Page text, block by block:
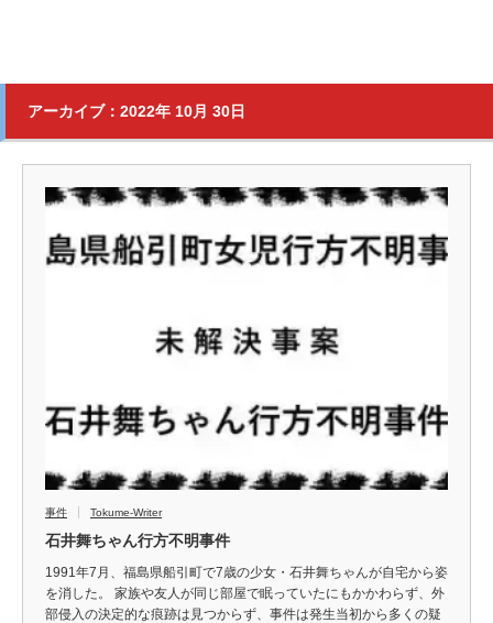
アーカイブ：2022年 10月 30日
事件 Tokume-Writer
石井舞ちゃん行方不明事件
1991年7月、福島県船引町で7歳の少女・石井舞ちゃんが自宅から姿
を消した。 家族や友人が同じ部屋で眠っていたにもかかわらず、外
部侵入の決定的な痕跡は見つからず、事件は発生当初から多くの疑